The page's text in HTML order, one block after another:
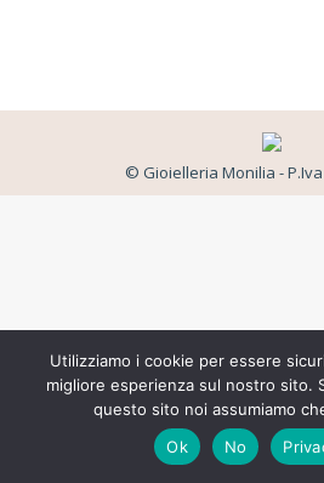
© Gioielleria Monilia - P.Iva
Utilizziamo i cookie per essere
migliore esperienza sul nostro sito.
questo sito noi assumiamo
Ok
No